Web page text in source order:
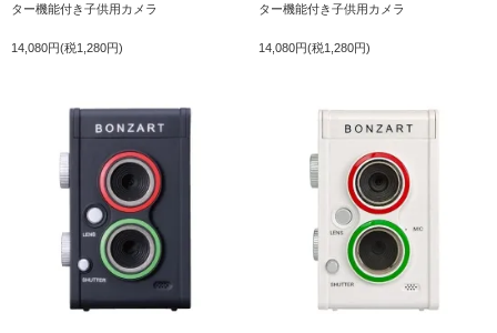
ター機能付き子供用カメラ
14,080円(税1,280円)
ター機能付き子供用カメラ
14,080円(税1,280円)